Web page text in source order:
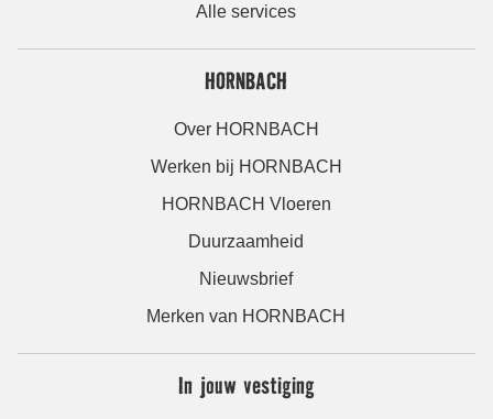
Alle services
HORNBACH
Over HORNBACH
Werken bij HORNBACH
HORNBACH Vloeren
Duurzaamheid
Nieuwsbrief
Merken van HORNBACH
In jouw vestiging